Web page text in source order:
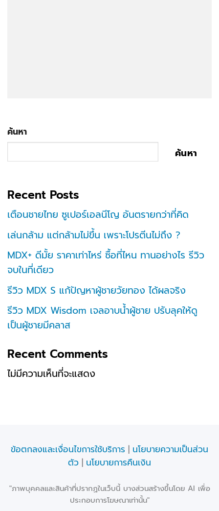
ค้นหา
ค้นหา
Recent Posts
เตือนชายไทย ซูเปอร์เอลนีโญ อันตรายกว่าที่คิด
เล่นกล้าม แต่กล้ามไม่ขึ้น เพราะโปรตีนไม่ถึง ?
MDX+ ดีมั้ย ราคาเท่าไหร่ ซื้อที่ไหน ทานอย่างไร รีวิว
จบในที่เดียว
รีวิว MDX S แก้ปัญหาผู้ชายวัยทอง ได้ผลจริง
รีวิว MDX Wisdom เจลอาบน้ำผู้ชาย ปรับลุคให้ดู
เป็นผู้ชายมีคลาส
Recent Comments
ไม่มีความเห็นที่จะแสดง
ข้อตกลงและเงื่อนไขการใช้บริการ | นโยบายความเป็นส่วน
ตัว | นโยบายการคืนเงิน
"ภาพบุคคลและสินค้าที่ปรากฏในเว็บนี้ บางส่วนสร้างขึ้นโดย AI เพื่อ
ประกอบการโฆษณาเท่านั้น"